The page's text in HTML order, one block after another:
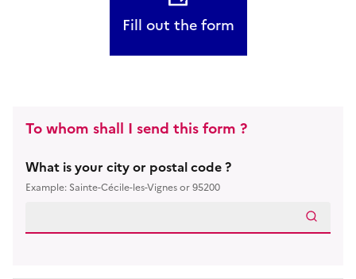
Fill out the form
To whom shall I send this form ?
What is your city or postal code ?
Example: Sainte-Cécile-les-Vignes or 95200